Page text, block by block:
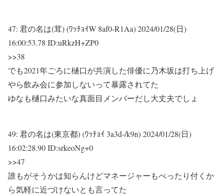
47: 君の名は(茸) (ﾜｯﾁｮｲW 8af0-R1Aa)2024/01/28(日)
16:00:53.78 ID:uRkzH+ZP0
>>38
でも2021年ごろに樋口が共演した俳優に乃木坂は打ち上げ
やら飲み会に参加しないって暴露されてた
ゆなも樋口みたいな真面目メンバーだし大丈夫でしょ
49: 君の名は(東京都) (ﾜｯﾁｮｲ 3a3d-/k9n)2024/01/28(日)
16:02:28.90 ID:srkeoNg+0
>>47
誰もがそうかは知らんけどマネージャーもべったり付くか
ら気軽に近づけないとも言ってた